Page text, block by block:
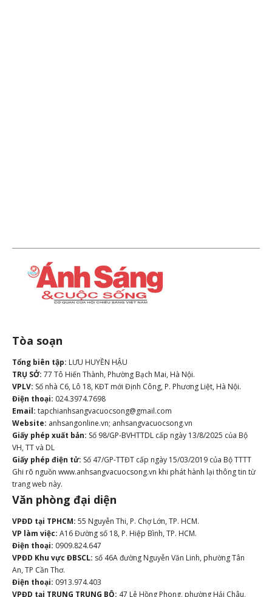
Tòa soạn
Tổng biên tập: LƯU HUYỀN HẬU
TRỤ SỞ: 77 Tô Hiến Thành, Phường Bạch Mai, Hà Nội.
VPLV: Số nhà C6, Lô 18, KĐT mới Định Công, P. Phương Liệt, Hà Nội.
Điện thoại: 024.3974.7698
Email: tapchianhsangvacuocsong@gmail.com
Website: anhsangonline.vn; anhsangvacuocsong.vn
Giấy phép xuất bản: Số 98/GP-BVHTTDL cấp ngày 13/8/2025 của Bộ
VH, TT và DL
Giấy phép điện tử: Số 47/GP-TTĐT cấp ngày 15/03/2019 của Bộ TTTT
Ghi rõ nguồn www.anhsangvacuocsong.vn khi phát hành lại thông tin từ
trang web này.
Văn phòng đại diện
VPĐD tại TPHCM: 55 Nguyễn Thi, P. Chợ Lớn, TP. HCM.
VP làm việc: A16 Đường số 18, P. Hiệp Bình, TP. HCM.
Điện thoại: 0909.824.647
VPĐD Khu vực ĐBSCL: số 46A đường Nguyễn Văn Linh, phường Tân
An, TP Cần Thơ.
Điện thoại: 0913.974.403
VPĐD tại TRUNG TRUNG BỘ: 47 Lê Hồng Phong, phường Hải Châu,